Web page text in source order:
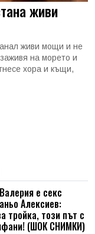
живи
живи мощи и не
на морето и
хора и къщи,
е секс
Алексиев:
тройка, този път с
(ШОК СНИМКИ)